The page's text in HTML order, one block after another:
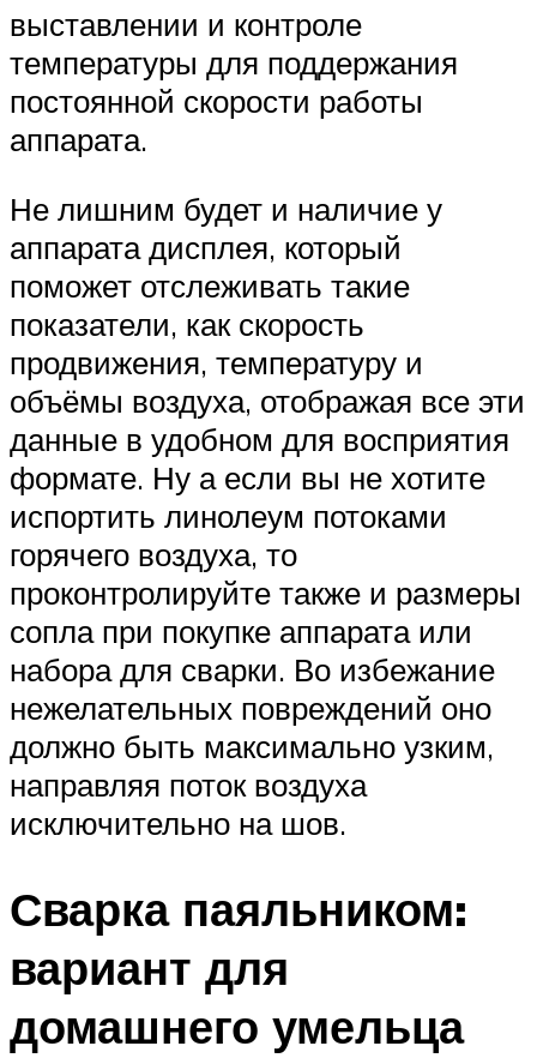
выставлении и контроле
температуры для поддержания
постоянной скорости работы
аппарата.
Не лишним будет и наличие у
аппарата дисплея, который
поможет отслеживать такие
показатели, как скорость
продвижения, температуру и
объёмы воздуха, отображая все эти
данные в удобном для восприятия
формате. Ну а если вы не хотите
испортить линолеум потоками
горячего воздуха, то
проконтролируйте также и размеры
сопла при покупке аппарата или
набора для сварки. Во избежание
нежелательных повреждений оно
должно быть максимально узким,
направляя поток воздуха
исключительно на шов.
Сварка паяльником:
вариант для
домашнего умельца